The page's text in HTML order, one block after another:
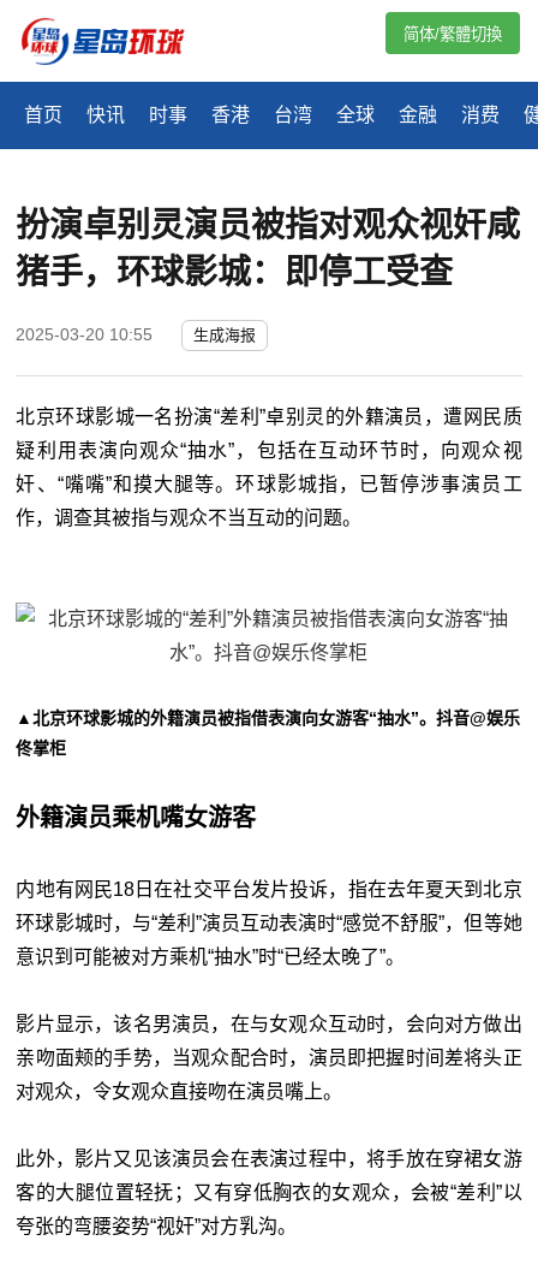
首页 快讯 时事 香港 台湾 全球 金融 消费
简体/繁體切換
扮演卓别灵演员被指对观众视奸咸
猪手，环球影城：即停工受查
2025-03-20 10:55 生成海报
北京环球影城一名扮演“差利”卓别灵的外籍演员，遭网民质
疑利用表演向观众“抽水”，包括在互动环节时，向观众视
奸、“嘴嘴”和摸大腿等。环球影城指，已暂停涉事演员工
作，调查其被指与观众不当互动的问题。
▲北京环球影城的外籍演员被指借表演向女游客“抽水”。抖音@娱乐
佟掌柜
外籍演员乘机嘴女游客
内地有网民18日在社交平台发片投诉，指在去年夏天到北京
环球影城时，与“差利”演员互动表演时“感觉不舒服”，但等她
意识到可能被对方乘机“抽水”时“已经太晚了”。
影片显示，该名男演员，在与女观众互动时，会向对方做出
亲吻面颊的手势，当观众配合时，演员即把握时间差将头正
对观众，令女观众直接吻在演员嘴上。
此外，影片又见该演员会在表演过程中，将手放在穿裙女游
客的大腿位置轻抚；又有穿低胸衣的女观众，会被“差利”以
夸张的弯腰姿势“视奸”对方乳沟。